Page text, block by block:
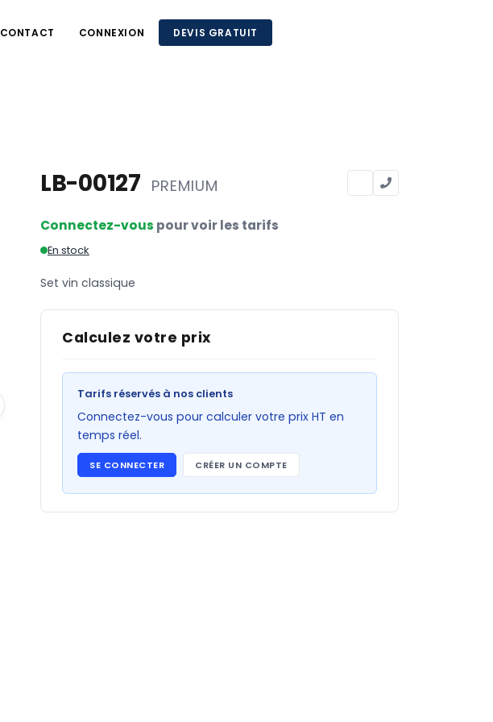
CONTACT CONNEXION DEVIS GRATUIT
LB-00127 PREMIUM
Connectez-vous pour voir les tarifs
En stock
Set vin classique
Calculez votre prix
Tarifs réservés à nos clients
Connectez-vous pour calculer votre prix HT en
temps réel.
SE CONNECTER CRÉER UN COMPTE